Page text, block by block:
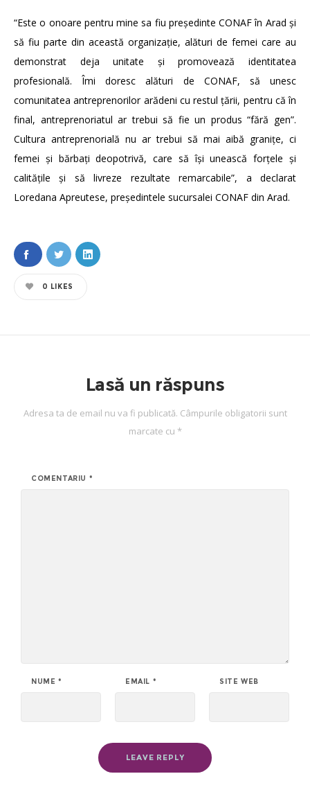
“Este o onoare pentru mine sa fiu președinte CONAF în Arad și
să fiu parte din această organizație, alături de femei care au
demonstrat deja unitate și promovează identitatea
profesională. Îmi doresc alături de CONAF, să unesc
comunitatea antreprenorilor arădeni cu restul țării, pentru că în
final, antreprenoriatul ar trebui să fie un produs “fără gen”.
Cultura antreprenorială nu ar trebui să mai aibă granițe, ci
femei și bărbați deopotrivă, care să își unească forțele și
calitățile și să livreze rezultate remarcabile”, a declarat
Loredana Apreutese, președintele sucursalei CONAF din Arad.
0 LIKES
Lasă un răspuns
Adresa ta de email nu va fi publicată. Câmpurile obligatorii sunt
marcate cu *
COMENTARIU *
NUME * EMAIL * SITE WEB